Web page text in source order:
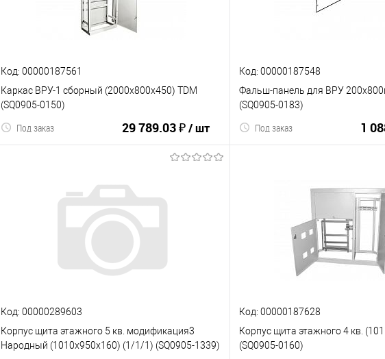
Код: 00000187561
Каркас ВРУ-1 сборный (2000х800х450) TDM
(SQ0905-0150)
29 789.03 ₽/ шт
Под заказ
В корзину
В избранное
Код: 00000187548
Фальш-панель для ВРУ
(SQ0905-0183)
1
Под заказ
В корзину
К сравнению В
Код: 00000289603
Корпус щита этажного 5 кв. модификация3
Народный (1010х950х160) (1/1/1) (SQ0905-1339)
Код: 00000187628
Корпус щита этажного 4 кв.
(SQ0905-0160)